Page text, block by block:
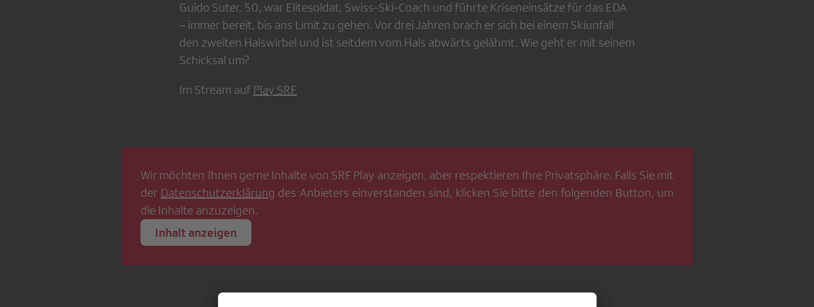
Guido Suter, 50, war Elitesoldat, Swiss-Ski-Coach und führte Kriseneinsätze für das EDA
– immer bereit, bis ans Limit zu gehen. Vor drei Jahren brach er sich bei einem Skiunfall
den zweiten Halswirbel und ist seitdem vom Hals abwärts gelähmt. Wie geht er mit seinem
Schicksal um?
Im Stream auf Play SRF
Wir möchten Ihnen gerne Inhalte von SRF Play anzeigen, aber respektieren Ihre Privatsphäre. Falls Sie mit
der Datenschutzerklärung des Anbieters einverstanden sind, klicken Sie bitte den folgenden Button, um
die Inhalte anzuzeigen.
Inhalt anzeigen